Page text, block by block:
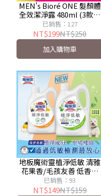
MEN's Bioré ONE 髮顏體
全效潔淨露 480ml (3款任
選)
已銷售：127
NT$199NT$250
加入購物車
地板魔術靈植淨低敏 清雅
花果香/毛孩友善 低香性
1800ml
已銷售：93
NT$149NT$159